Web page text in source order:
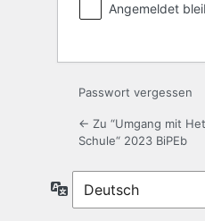
Angemeldet
Passwort vergessen
← Zu “Umgang mit
Schule“ 2023 BiPEb
Sprache